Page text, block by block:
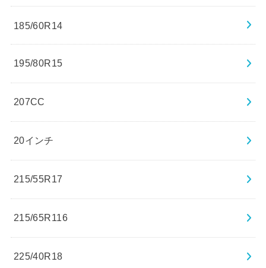
185/60R14
195/80R15
207CC
20インチ
215/55R17
215/65R116
225/40R18